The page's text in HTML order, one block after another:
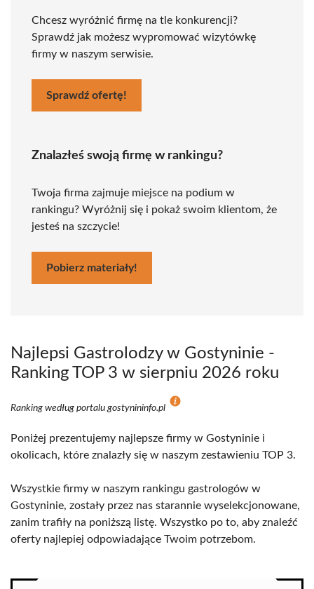
Chcesz wyróżnić firmę na tle konkurencji?
Sprawdź jak możesz wypromować wizytówkę
firmy w naszym serwisie.
Sprawdź ofertę!
Znalazłeś swoją firmę w rankingu?
Twoja firma zajmuje miejsce na podium w
rankingu? Wyróżnij się i pokaż swoim klientom, że
jesteś na szczycie!
Pobierz materiały!
Najlepsi Gastrolodzy w Gostyninie -
Ranking TOP 3 w sierpniu 2026 roku
Ranking według portalu gostynininfo.pl
Poniżej prezentujemy najlepsze firmy w Gostyninie i
okolicach, które znalazły się w naszym zestawieniu TOP 3.
Wszystkie firmy w naszym rankingu gastrologów w
Gostyninie, zostały przez nas starannie wyselekcjonowane,
zanim trafiły na poniższą listę. Wszystko po to, aby znaleźć
oferty najlepiej odpowiadające Twoim potrzebom.